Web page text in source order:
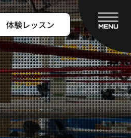
体験レッスン
MENU